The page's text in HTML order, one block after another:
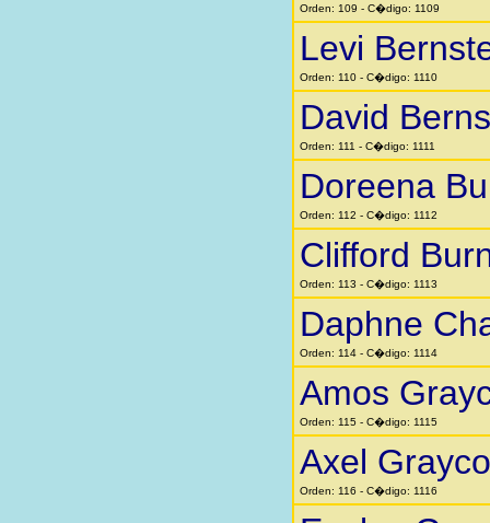
Orden: 109 - C�digo: 1109
Levi
Orden: 110 - C�digo: 1110
David
Orden: 111 - C�digo: 1111
Doreena
Orden: 112 - C�digo: 1112
Clifford
Orden: 113 - C�digo: 1113
Daphne
Orden: 114 - C�digo: 1114
Amos
Orden: 115 - C�digo: 1115
Axel
Orden: 116 - C�digo: 1116